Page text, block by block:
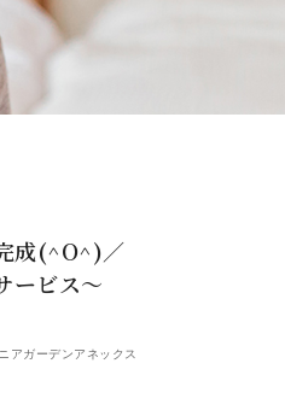
完成(^O^)／
ービス～
アガーデンアネックス